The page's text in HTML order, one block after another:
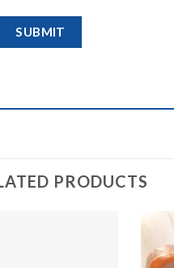
PRODUCTS